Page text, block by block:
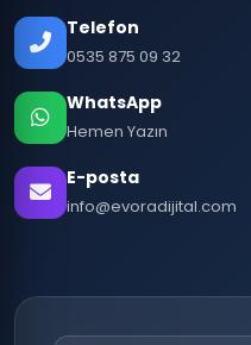
Telefon
0535 875 09 32
WhatsApp
Hemen Yazın
E-posta
info@evoradijital.com